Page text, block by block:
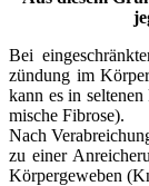
Bei
zündung im
kann es in
mi­sche Fibro­se).
Nach
zu einer
Körper­­geweben